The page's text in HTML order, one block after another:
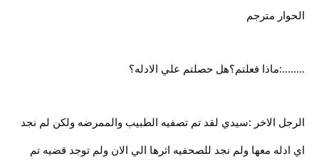
الحوار مترجم
........:ماذا فعلتم؟هل حصلتم علي الادله؟
الرجل الاخر :سيدي لقد تم تصفيه الطبيب والممرضه ولكن لم نجد
اي ادله معها ولم نجد للصحفيه اثرها الي الان ولم توجد قضيه تم